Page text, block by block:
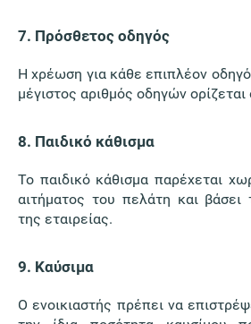
7. Πρόσθετος οδηγός
Η χρέωση για κάθε επιπλέον
μέγιστος αριθμός οδηγών
8. Παιδικό κάθισμα
Το παιδικό κάθισμα παρέχεται
αιτήματος του πελάτη και βάσει
της εταιρείας.
9. Καύσιμα
Ο ενοικιαστής πρέπει να